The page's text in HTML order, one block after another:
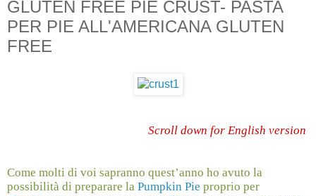
GLUTEN FREE PIE CRUST- PASTA
PER PIE ALL'AMERICANA GLUTEN
FREE
Scroll down for English version
Come molti di voi sapranno quest’anno ho avuto la
possibilità di preparare la Pumpkin Pie proprio per